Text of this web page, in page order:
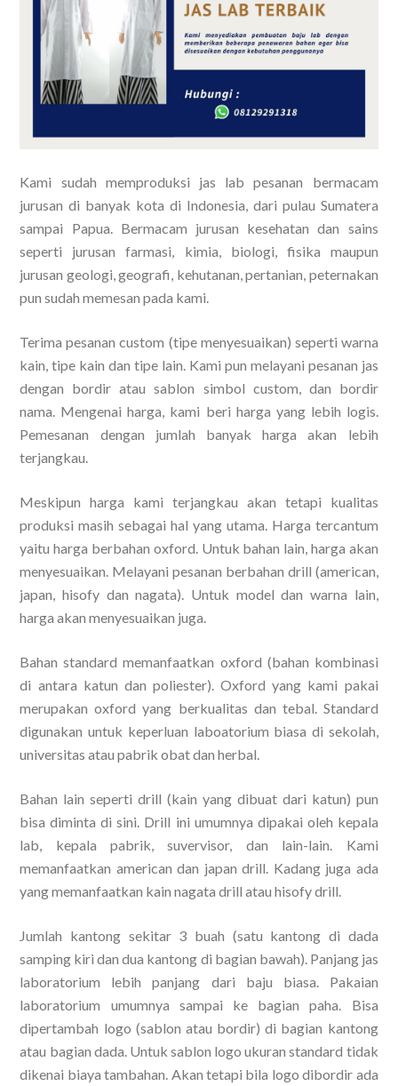
Kami sudah memproduksi jas lab pesanan bermacam
jurusan di banyak kota di Indonesia, dari pulau Sumatera
sampai Papua. Bermacam jurusan kesehatan dan sains
seperti jurusan farmasi, kimia, biologi, fisika maupun
jurusan geologi, geografi, kehutanan, pertanian, peternakan
pun sudah memesan pada kami.
Terima pesanan custom (tipe menyesuaikan) seperti warna
kain, tipe kain dan tipe lain. Kami pun melayani pesanan jas
dengan bordir atau sablon simbol custom, dan bordir
nama. Mengenai harga, kami beri harga yang lebih logis.
Pemesanan dengan jumlah banyak harga akan lebih
terjangkau.
Meskipun harga kami terjangkau akan tetapi kualitas
produksi masih sebagai hal yang utama. Harga tercantum
yaitu harga berbahan oxford. Untuk bahan lain, harga akan
menyesuaikan. Melayani pesanan berbahan drill (american,
japan, hisofy dan nagata). Untuk model dan warna lain,
harga akan menyesuaikan juga.
Bahan standard memanfaatkan oxford (bahan kombinasi
di antara katun dan poliester). Oxford yang kami pakai
merupakan oxford yang berkualitas dan tebal. Standard
digunakan untuk keperluan laboatorium biasa di sekolah,
universitas atau pabrik obat dan herbal.
Bahan lain seperti drill (kain yang dibuat dari katun) pun
bisa diminta di sini. Drill ini umumnya dipakai oleh kepala
lab, kepala pabrik, suvervisor, dan lain-lain. Kami
memanfaatkan american dan japan drill. Kadang juga ada
yang memanfaatkan kain nagata drill atau hisofy drill.
Jumlah kantong sekitar 3 buah (satu kantong di dada
samping kiri dan dua kantong di bagian bawah). Panjang jas
laboratorium lebih panjang dari baju biasa. Pakaian
laboratorium umumnya sampai ke bagian paha. Bisa
dipertambah logo (sablon atau bordir) di bagian kantong
atau bagian dada. Untuk sablon logo ukuran standard tidak
dikenai biaya tambahan. Akan tetapi bila logo dibordir ada